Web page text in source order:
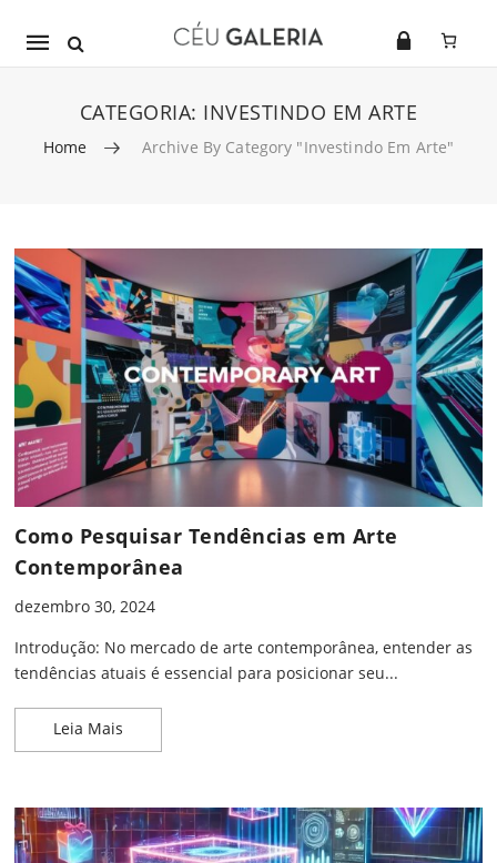
Mobile
CATEGORIA: INVESTINDO EM ARTE
Home Archive By Category "Investindo Em Arte"
Skip to content
Como Pesquisar Tendências em Arte
Contemporânea
dezembro 30, 2024
Introdução: No mercado de arte contemporânea, entender as
tendências atuais é essencial para posicionar seu...
Leia Mais